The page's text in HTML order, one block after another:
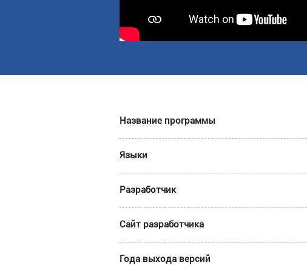
Название программы
Языки
Разработчик
Сайт разработчика
Года выхода версий